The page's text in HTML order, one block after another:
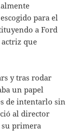
para el
a Ford
actriz que
y tras rodar
un papel
de intentarlo sin
al director
su primera